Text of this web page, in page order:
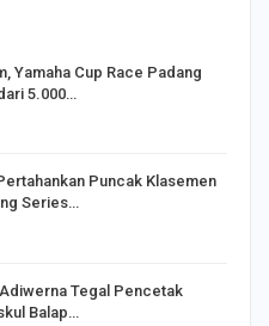
Yamaha Cup Race Padang
5.000…
Puncak Klasemen
Series…
Tegal Pencetak
Balap…